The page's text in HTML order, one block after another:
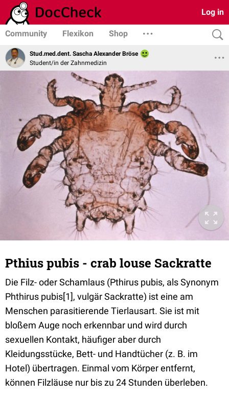
Log in
Community Flexikon Shop
Stud.med.dent. Sascha Alexander Bröse
Student/in der Zahnmedizin
Pthius pubis - crab louse Sackratte
Die Filz- oder Schamlaus (Pthirus pubis, als Synonym
Phthirus pubis[1], vulgär Sackratte) ist eine am
Menschen parasitierende Tierlausart. Sie ist mit
bloßem Auge noch erkennbar und wird durch
sexuellen Kontakt, häufiger aber durch
Kleidungsstücke, Bett- und Handtücher (z. B. im
Hotel) übertragen. Einmal vom Körper entfernt,
können Filzläuse nur bis zu 24 Stunden überleben.